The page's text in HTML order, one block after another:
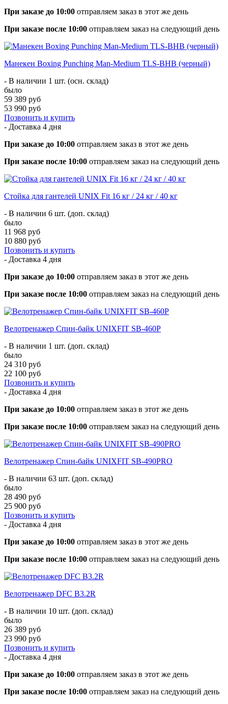
При заказе до 10:00 отправляем заказ в этот же день
При заказе после 10:00 отправляем заказ на следующий день
Манекен Boxing Punching Man-Medium TLS-BHB (черный)
- В наличии 1 шт. (осн. склад)
было
59 389 руб
53 990 руб
Позвонить и купить
- Доставка 4 дня
При заказе до 10:00 отправляем заказ в этот же день
При заказе после 10:00 отправляем заказ на следующий день
Стойка для гантелей UNIX Fit 16 кг / 24 кг / 40 кг
- В наличии 6 шт. (доп. склад)
было
11 968 руб
10 880 руб
Позвонить и купить
- Доставка 4 дня
При заказе до 10:00 отправляем заказ в этот же день
При заказе после 10:00 отправляем заказ на следующий день
Велотренажер Спин-байк UNIXFIT SB-460P
- В наличии 1 шт. (доп. склад)
было
24 310 руб
22 100 руб
Позвонить и купить
- Доставка 4 дня
При заказе до 10:00 отправляем заказ в этот же день
При заказе после 10:00 отправляем заказ на следующий день
Велотренажер Спин-байк UNIXFIT SB-490PRO
- В наличии 63 шт. (доп. склад)
было
28 490 руб
25 900 руб
Позвонить и купить
- Доставка 4 дня
При заказе до 10:00 отправляем заказ в этот же день
При заказе после 10:00 отправляем заказ на следующий день
Велотренажер DFC B3.2R
- В наличии 10 шт. (доп. склад)
было
26 389 руб
23 990 руб
Позвонить и купить
- Доставка 4 дня
При заказе до 10:00 отправляем заказ в этот же день
При заказе после 10:00 отправляем заказ на следующий день